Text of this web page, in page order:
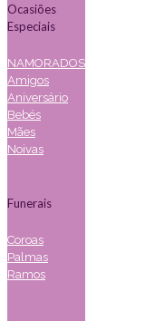
Ocasiões
Especiais
NAMORADOS
Amigos
Aniversário
Bebés
Mães
Noivas
Funerais
Coroas
Palmas
Ramos